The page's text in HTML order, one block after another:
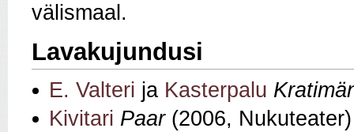
välismaal.
Lavakujundusi
E. Valteri ja Kasterpalu
Kivitari Paar(2006, Nukuteater)